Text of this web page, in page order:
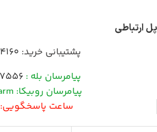
پل ارتباطی
پشتیبانی خرید:
پیامرسان بله :
پیامرسان روبیکا: Mr_charm@
ساعت پاسخگویی: 9 تا